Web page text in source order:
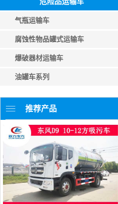
气瓶运输车
腐蚀性物品罐式运输车
爆破器材运输车
油罐车系列
推荐产品